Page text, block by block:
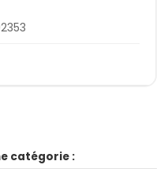
catégorie :